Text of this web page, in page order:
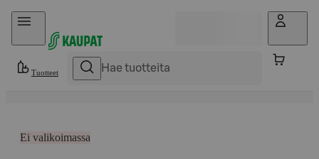
Hyppää sisältöön
Tuotteet
Ei valikoimassa